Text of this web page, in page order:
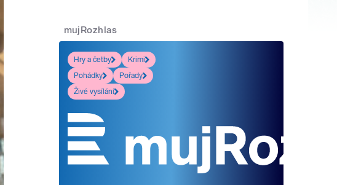
mujRozhlas
Hry a četby
Krimi
Pohádky
Pořady
Živé vysílání